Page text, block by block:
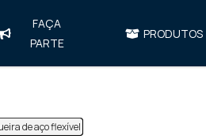
FAÇA
PARTE
PRODUTOS
de aço flexível